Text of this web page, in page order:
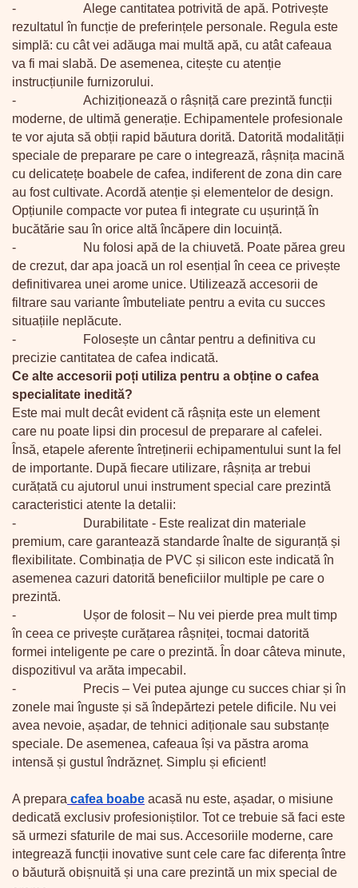
-
Alege cantitatea potrivită de apă. Potrivește
rezultatul în funcție de preferințele personale. Regula este
simplă: cu cât vei adăuga mai multă apă, cu atât cafeaua
va fi mai slabă. De asemenea, citește cu atenție
instrucțiunile furnizorului.
-
Achiziționează o râșniță care prezintă funcții
moderne, de ultimă generație. Echipamentele profesionale
te vor ajuta să obții rapid băutura dorită. Datorită modalității
speciale de preparare pe care o integrează, râșnița macină
cu delicatețe boabele de cafea, indiferent de zona din care
au fost cultivate. Acordă atenție și elementelor de design.
Opțiunile compacte vor putea fi integrate cu ușurință în
bucătărie sau în orice altă încăpere din locuință.
-
Nu folosi apă de la chiuvetă. Poate părea greu
de crezut, dar apa joacă un rol esențial în ceea ce privește
definitivarea unei arome unice. Utilizează accesorii de
filtrare sau variante îmbuteliate pentru a evita cu succes
situațiile neplăcute.
-
Folosește un cântar pentru a definitiva cu
precizie cantitatea de cafea indicată.
Ce alte accesorii poți utiliza pentru a obține o cafea
specialitate inedită?
Este mai mult decât evident că râșnița este un element
care nu poate lipsi din procesul de preparare al cafelei.
Însă, etapele aferente întreținerii echipamentului sunt la fel
de importante. După fiecare utilizare, râșnița ar trebui
curățată cu ajutorul unui instrument special care prezintă
caracteristici atente la detalii:
-
Durabilitate - Este realizat din materiale
premium, care garantează standarde înalte de siguranță și
flexibilitate. Combinația de PVC și silicon este indicată în
asemenea cazuri datorită beneficiilor multiple pe care o
prezintă.
-
Ușor de folosit – Nu vei pierde prea mult timp
în ceea ce privește curățarea râșniței, tocmai datorită
formei inteligente pe care o prezintă. În doar câteva minute,
dispozitivul va arăta impecabil.
-
Precis – Vei putea ajunge cu succes chiar și în
zonele mai înguste și să îndepărtezi petele dificile. Nu vei
avea nevoie, așadar, de tehnici adiționale sau substanțe
speciale. De asemenea, cafeaua își va păstra aroma
intensă și gustul îndrăzneț. Simplu și eficient!
A prepara cafea boabe acasă nu este, așadar, o misiune
dedicată exclusiv profesioniștilor. Tot ce trebuie să faci este
să urmezi sfaturile de mai sus. Accesoriile moderne, care
integrează funcții inovative sunt cele care fac diferența între
o băutură obișnuită și una care prezintă un mix special de